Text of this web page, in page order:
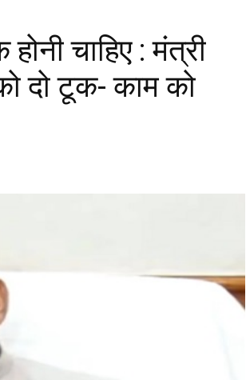
चाहिए : मंत्री
दो टूक- काम को